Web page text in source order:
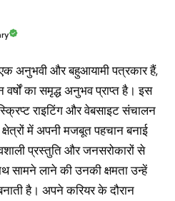
अनुभवी और बहुआयामी पत्रकार हैं,
वर्षों का समृद्ध अनुभव प्राप्त है। इस
स्क्रिप्ट राइटिंग और वेबसाइट संचालन
क्षेत्रों में अपनी मजबूत पहचान बनाई
प्रस्तुति और जनसरोकारों से
सामने लाने की उनकी क्षमता उन्हें
है। अपने करियर के दौरान